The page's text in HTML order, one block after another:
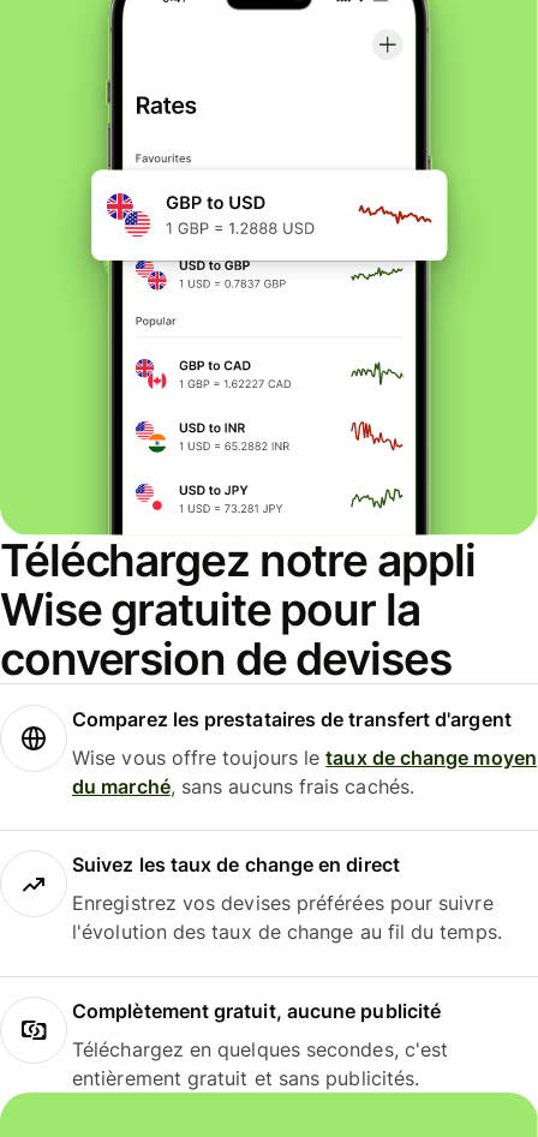
Téléchargez notre appli
Wise gratuite pour la
conversion de devises
Comparez les prestataires de transfert d'argent
Wise vous offre toujours letaux de change moyen
du marché, sans aucuns frais cachés.
Suivez les taux de change en direct
Enregistrez vos devises préférées pour suivre
l'évolution des taux de change au fil du temps.
Complètement gratuit, aucune publicité
Téléchargez en quelques secondes, c'est
entièrement gratuit et sans publicités.